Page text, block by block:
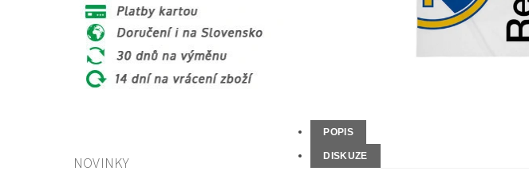
NOVINKY
POPIS
DISKUZE